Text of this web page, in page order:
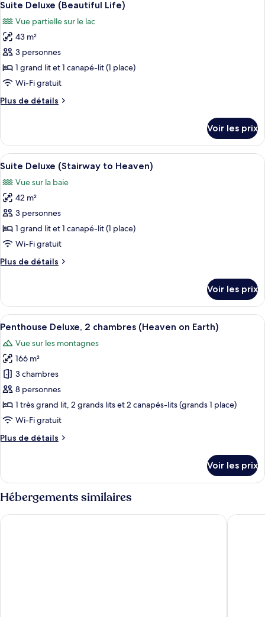
Paradise)
de
Suite
Deluxe,
chambres
(Lovers
Paradise)
toutes
les
photos
pour
ce
type
chambre :
(Beautiful
Life)
6
Suite Deluxe (Beautiful Life)
Vue partielle sur le lac
43 m²
3 personnes
1 grand lit et 1 canapé-lit (1 place)
Wi-Fi gratuit
Plus de détails
Plus
le
type
de
Suite
Deluxe
(Beautiful
Life)
Voir les prix
Afficher
toutes
les
photos
pour
ce
type
chambre :
(Stairway
to
Heaven)
Une chambre d’hôtel moderne
6
Suite Deluxe (Stairway to Heaven)
Vue sur la baie
42 m²
3 personnes
1 grand lit et 1 canapé-lit (1 place)
Wi-Fi gratuit
Plus de détails
Plus
le
type
de
Suite
Deluxe
(Stairway
to
Heaven)
Voir les prix
Afficher
toutes
les
photos
pour
ce
type
de
chambre :
Penthouse
chambres
(Heaven
on
Earth)
Un salon moderne avec un grand
7
Penthouse Deluxe, 2 chambres (Heaven on Earth)
Vue sur les montagnes
166 m²
3 chambres
8 personnes
1 très grand lit, 2 grands lits et 2 canapés-lits (grands 1 place)
Wi-Fi gratuit
Plus de détails
Plus
le
type
de
chambre
Penthouse
Voir les prix
Hébergements similaires
Apartamentos Jade - Adults Only +16